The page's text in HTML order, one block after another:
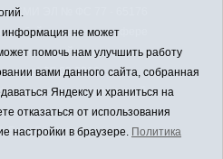
СМИ ЭЛ № ФС 77 - 65176
по надзору в сфере
технологий и массовых
28.03.2016 г.
издательский
Барабанщиков
не может
помочь нам улучшить работу
вами данного сайта, собранная
Яндексу и храниться на
отказаться от использования
настройки в браузере. Политика